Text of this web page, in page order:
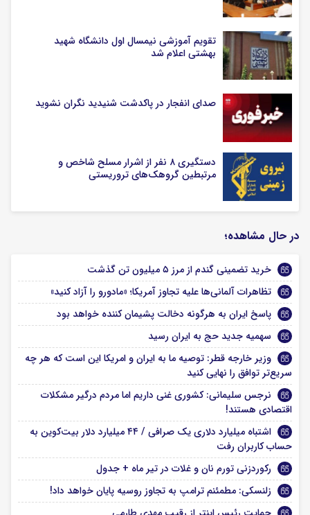
تقویم آموزشی نیمسال اول دانشگاه شهید
بهشتی اعلام شد
صدای انفجار در پاکدشت شنیدید نگران نشوید
دستگیری ۸ نفر از اشرار مسلح شاخص و
مرتبطین گروهک‌های تروریستی
در حال مشاهده؛
خرید تضمینی گندم از مرز ۵ میلیون تن گذشت
تظاهرات آلمانی‌ها علیه تجاوز آمریکا؛ «مادورو را آزاد کنید»
پاسخ ایران به هرگونه دخالت پشیمان کننده خواهد بود
سهمیه جدید حج به ایران رسید
وزیر خارجه قطر: توصیه ما به ایران و امریکا این است که هر چه
سریع‌تر توافق را نهایی کنید
نرجس سلیمانی: کشوری غنی داریم اما مردم درگیر مشکلات
اقتصادی هستند!
اشتباه میلیارد دلاری یک صرافی / ۴۴ میلیارد دلار بیت‌کوین به
حساب کاربران رفت
رکوردزنی تورم نان و غلات در تیر ماه + جدول
زلنسکی: مطمئنم ترامپ به تجاوز روسیه پایان خواهد داد!